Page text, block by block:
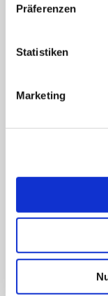
Präferenzen
Statistiken
Marketing
Klinik für
Gefäß- und
HNO
Pflegedienst
SCHWERPUNKTE